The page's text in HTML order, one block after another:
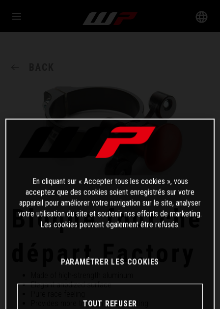
Bloque fourche
départ Factory
Elegant anodized surface
Provides more traction when starting
En cliquant sur « Accepter tous les cookies », vous
acceptez que des cookies soient enregistrés sur votre
appareil pour améliorer votre navigation sur le site, analyser
votre utilisation du site et soutenir nos efforts de marketing.
Les cookies peuvent également être refusés.
PARAMÉTRER LES COOKIES
TOUT REFUSER